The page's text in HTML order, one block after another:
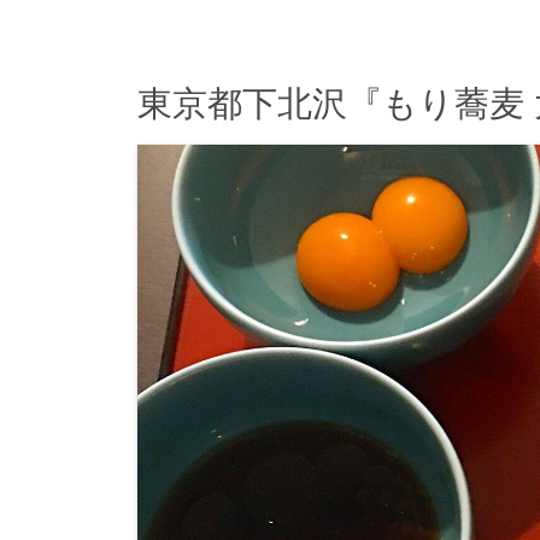
東京都下北沢『もり蕎麦